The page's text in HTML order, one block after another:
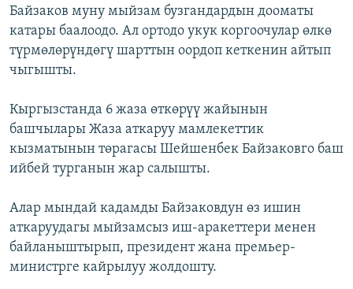
Байзаков муну мыйзам бузгандардын дооматы
катары баалоодо. Ал ортодо укук коргоочулар өлкө
түрмөлөрүндөгү шарттын оордоп кеткенин айтып
чыгышты.
Кыргызстанда 6 жаза өткөрүү жайынын
башчылары Жаза аткаруу мамлекеттик
кызматынын төрагасы Шейшенбек Байзаковго баш
ийбей турганын жар салышты.
Алар мындай кадамды Байзаковдун өз ишин
аткаруудагы мыйзамсыз иш-аракеттери менен
байланыштырып, президент жана премьер-
министрге кайрылуу жолдошту.